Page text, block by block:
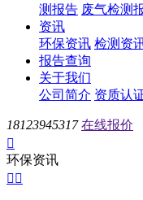
测报告 废气检测
资讯
环保资讯 检测资
报告查询
关于我们
公司简介 资质认
18123945317 在线报价

环保资讯
 